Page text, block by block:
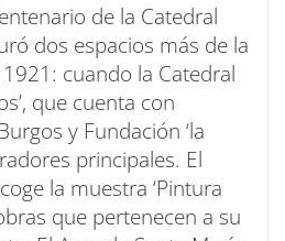
de la Catedral
dos espacios más de la
cuando la Catedral
que cuenta con
y Fundación ‘la
principales. El
la muestra ‘Pintura
que pertenecen a su